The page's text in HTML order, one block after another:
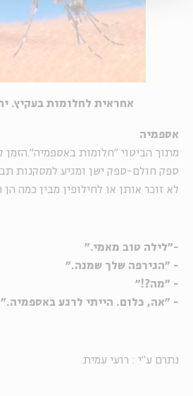
אחראית לחלומות בעקיץ.
אספמיה
מתוך הביטוי "חלומות באספמיה".הזמן
ספק חולם-ספק ישן ומגיע למסקנות
לא זוכר אותן או לחילופין מבין כמה הן
-"לילה טוב מאמי."
- "הגירפה שלך שמנה."
- "מה?!"
- "אה, כלום. הייתי לרגע באספמיה."
נתרם ע"י : רועי עמית.